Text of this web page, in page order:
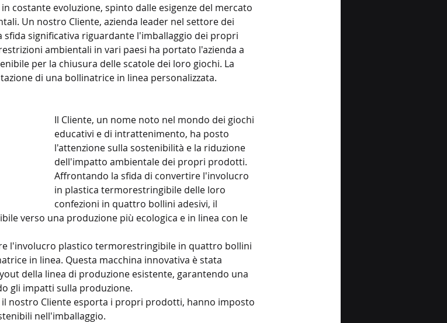
costante evoluzione, spinto dalle esigenze del mercato
Un nostro Cliente, azienda leader nel settore dei
significativa riguardante l'imballaggio dei propri
ambientali in vari paesi ha portato l'azienda a
per la chiusura delle scatole dei loro giochi. La
di una bollinatrice in linea personalizzata.
Il Cliente, un nome noto nel mondo dei giochi
educativi e di intrattenimento, ha posto
l'attenzione sulla sostenibilità e la riduzione
dell'impatto ambientale dei propri prodotti.
Affrontando la sfida di convertire l'involucro
in plastica termorestringibile delle loro
confezioni in quattro bollini adesivi, il
verso una produzione più ecologica e in linea con le
l'involucro plastico termorestringibile in quattro bollini
in linea. Questa macchina innovativa è stata
della linea di produzione esistente, garantendo una
gli impatti sulla produzione.
nostro Cliente esporta i propri prodotti, hanno imposto
nell'imballaggio.